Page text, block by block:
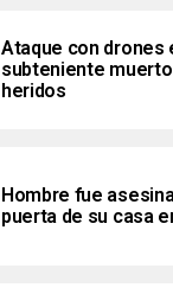
Ataque con drones
subteniente
heridos
Hombre fue
puerta de su casa